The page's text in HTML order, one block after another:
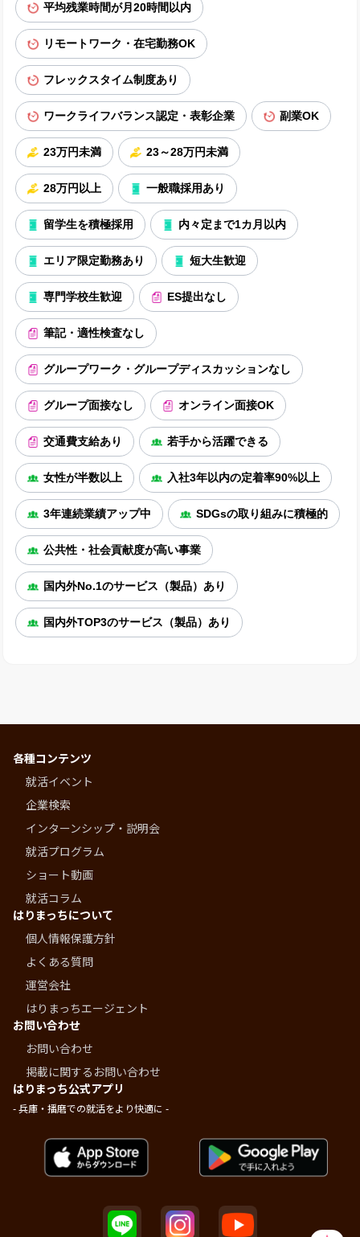
平均残業時間が月20時間以内
リモートワーク・在宅勤務OK
フレックスタイム制度あり
ワークライフバランス認定・表彰企業 副業OK
23万円未満 23～28万円未満
28万円以上 一般職採用あり
留学生を積極採用 内々定まで1カ月以内
エリア限定勤務あり 短大生歓迎
専門学校生歓迎 ES提出なし
筆記・適性検査なし
グループワーク・グループディスカッションなし
グループ面接なし オンライン面接OK
交通費支給あり 若手から活躍できる
女性が半数以上 入社3年以内の定着率90%以上
3年連続業績アップ中 SDGsの取り組みに積極的
公共性・社会貢献度が高い事業
国内外No.1のサービス（製品）あり
国内外TOP3のサービス（製品）あり
各種コンテンツ
就活イベント
企業検索
インターンシップ・説明会
就活プログラム
ショート動画
就活コラム
はりまっちについて
個人情報保護方針
よくある質問
運営会社
はりまっちエージェント
お問い合わせ
お問い合わせ
掲載に関するお問い合わせ
はりまっち公式アプリ
- 兵庫・播磨での就活をより快適に -